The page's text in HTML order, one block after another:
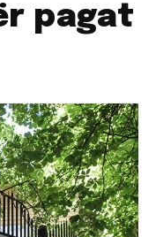
pagat